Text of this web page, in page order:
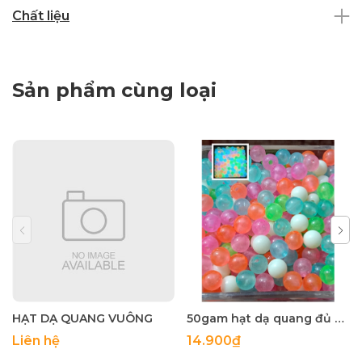
Chất liệu
Sản phẩm cùng loại
HẠT DẠ QUANG VUÔNG
Liên hệ
50gam hạt dạ quang đủ màu 6mm, 8mm, 10mm, 12mm, hạt nhựa tròn
14.900₫